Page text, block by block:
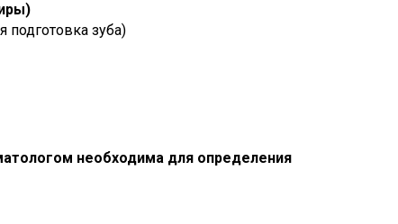
подготовка зуба)
необходима для определения